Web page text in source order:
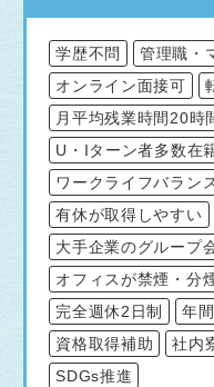
学歴不問
管理職・
オンライン面接可
月平均残業時間20時
U・Iターン者多数在
ワークライフバラン
有休が取得しやすい
大手企業のグループ
オフィスが禁煙・分
完全週休2日制
年
資格取得補助
社内
SDGs推進